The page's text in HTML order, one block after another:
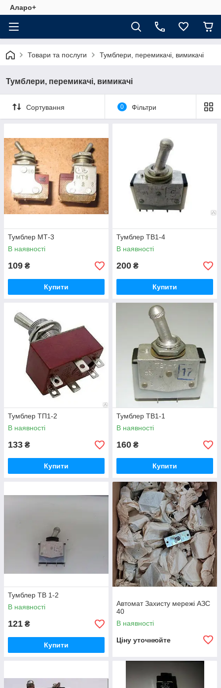
Аларо+
Товари та послуги Тумблери, перемикачі, вимикачі
Тумблери, перемикачі, вимикачі
Сортування 0 Фільтри
Тумблер МТ-3
В наявності
109 ₴
Купити
Тумблер ТВ1-4
В наявності
200 ₴
Купити
Тумблер ТП1-2
В наявності
133 ₴
Купити
Тумблер ТВ1-1
В наявності
160 ₴
Купити
Тумблер ТВ 1-2
В наявності
121 ₴
Купити
Автомат Захисту мережі АЗС
40
В наявності
Ціну уточнюйте